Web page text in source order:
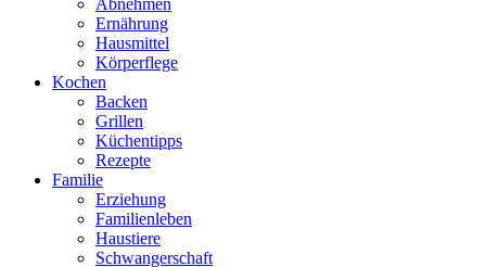
Abnehmen
Ernährung
Hausmittel
Körperflege
Kochen
Backen
Grillen
Küchentipps
Rezepte
Familie
Erziehung
Familienleben
Haustiere
Schwangerschaft